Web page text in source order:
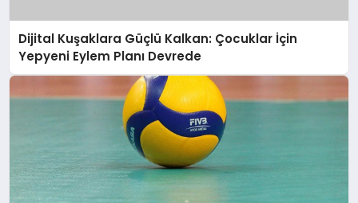
Dijital Kuşaklara Güçlü Kalkan: Çocuklar İçin
Yepyeni Eylem Planı Devrede